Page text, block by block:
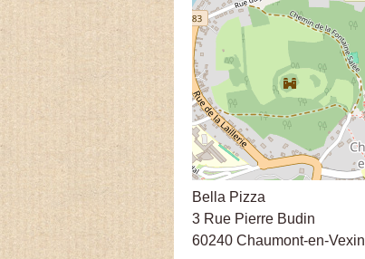
Bella Pizza
3 Rue Pierre Budin
60240 Chaumont-en-Vexin